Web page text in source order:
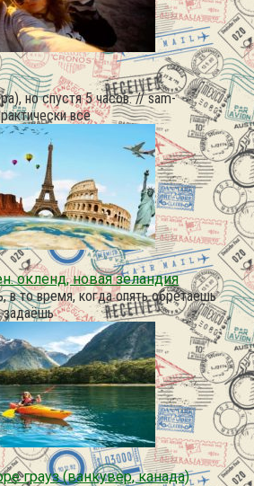
но спустя 5 часов. // sam-
все
окленд, новая зеландия
то время, когда опять обретаешь
задаёшь
грауз (ванкувер, канада)